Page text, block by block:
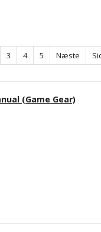
3 4 5 Næste
(Game Gear)